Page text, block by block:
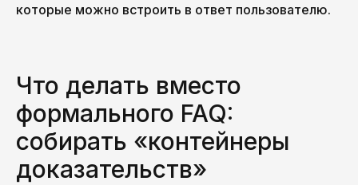
которые можно встроить в ответ пользователю.
Что делать вместо
формального FAQ:
собирать «контейнеры
доказательств»